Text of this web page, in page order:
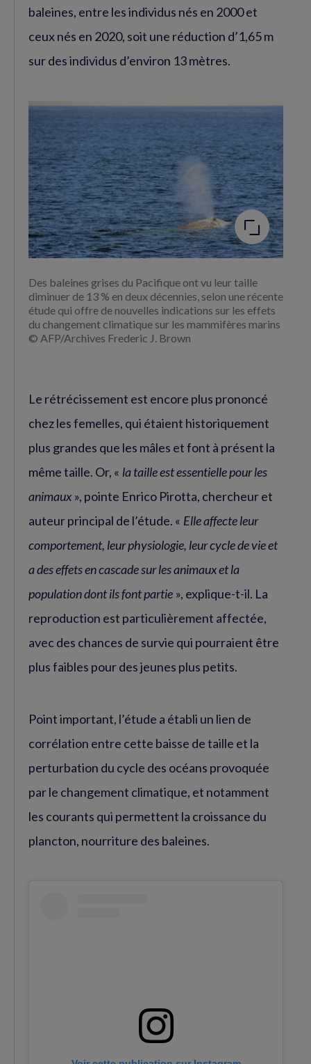
baleines, entre les individus nés en 2000 et
ceux nés en 2020, soit une réduction d’1,65 m
sur des individus d’environ 13 mètres.
Agrandir
l'image
Des baleines grises du Pacifique ont vu leur taille
diminuer de 13 % en deux décennies, selon une récente
étude qui offre de nouvelles indications sur les effets
du changement climatique sur les mammifères marins
© AFP/Archives Frederic J. Brown
Le rétrécissement est encore plus prononcé
chez les femelles, qui étaient historiquement
plus grandes que les mâles et font à présent la
même taille. Or, « la taille est essentielle pour les
animaux », pointe Enrico Pirotta, chercheur et
auteur principal de l’étude. « Elle affecte leur
comportement, leur physiologie, leur cycle de vie et
a des effets en cascade sur les animaux et la
population dont ils font partie », explique-t-il. La
reproduction est particulièrement affectée,
avec des chances de survie qui pourraient être
plus faibles pour des jeunes plus petits.
Point important, l’étude a établi un lien de
corrélation entre cette baisse de taille et la
perturbation du cycle des océans provoquée
par le changement climatique, et notamment
les courants qui permettent la croissance du
plancton, nourriture des baleines.